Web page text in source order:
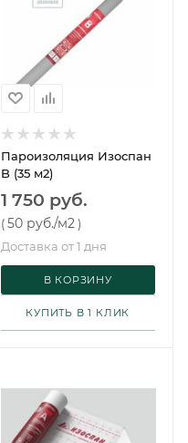
Пароизоляция Изоспан
B (35 м2)
1 750 руб.
(50 руб./м2 )
Доставка от 1 дня
В КОРЗИНУ
КУПИТЬ В 1 КЛИК